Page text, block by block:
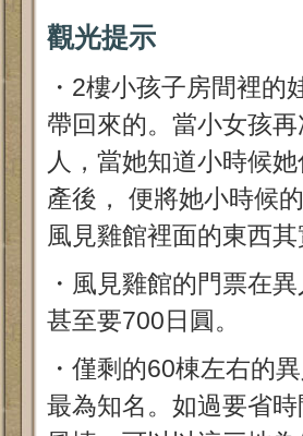
觀光提示
・2樓小孩子房間裡
帶回來的。當小女孩
人，當她知道小時候
產後， 便將她小時候
風見雞館裡面的東西
・風見雞館的門票在
甚至要700日圓。
・僅剩的60棟左右的
最為知名。如過要省